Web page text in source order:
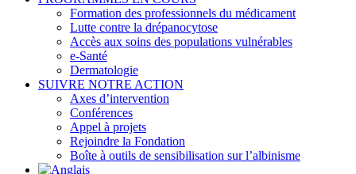
Formation des professionnels du médicament
Lutte contre la drépanocytose
Accès aux soins des populations vulnérables
e-Santé
Dermatologie
SUIVRE NOTRE ACTION
Axes d’intervention
Conférences
Appel à projets
Rejoindre la Fondation
Boîte à outils de sensibilisation sur l’albinisme